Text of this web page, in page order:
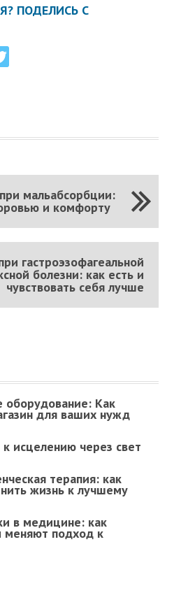
ПОДЕЛИСЬ С
мальабсорбции:
и комфорту
гастроэзофагеальной
болезни: как есть и
чувствовать себя лучше
оборудование: Как
для ваших нужд
исцелению через свет
терапия: как
жизнь к лучшему
в медицине: как
меняют подход к